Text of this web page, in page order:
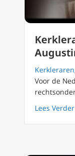
Kerkleraren
Voor de
Lees Verder